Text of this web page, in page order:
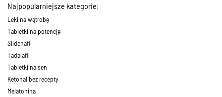
Najpopularniejsze kategorie:
Leki na wątrobę
Tabletki na potencję
Sildenafil
Tadalafil
Tabletki na sen
Ketonal bez recepty
Melatonina